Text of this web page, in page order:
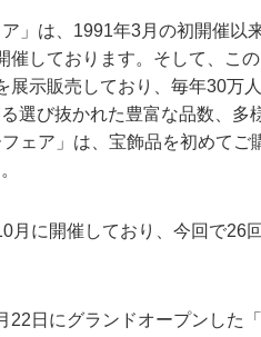
ア」は、1991年3月の初開催以
催しております。そして、こ
展示販売しており、毎年30万
選び抜かれた豊富な品数、
ェア」は、宝飾品を初めて
月に開催しており、今回で26
22日にグランドオープンした